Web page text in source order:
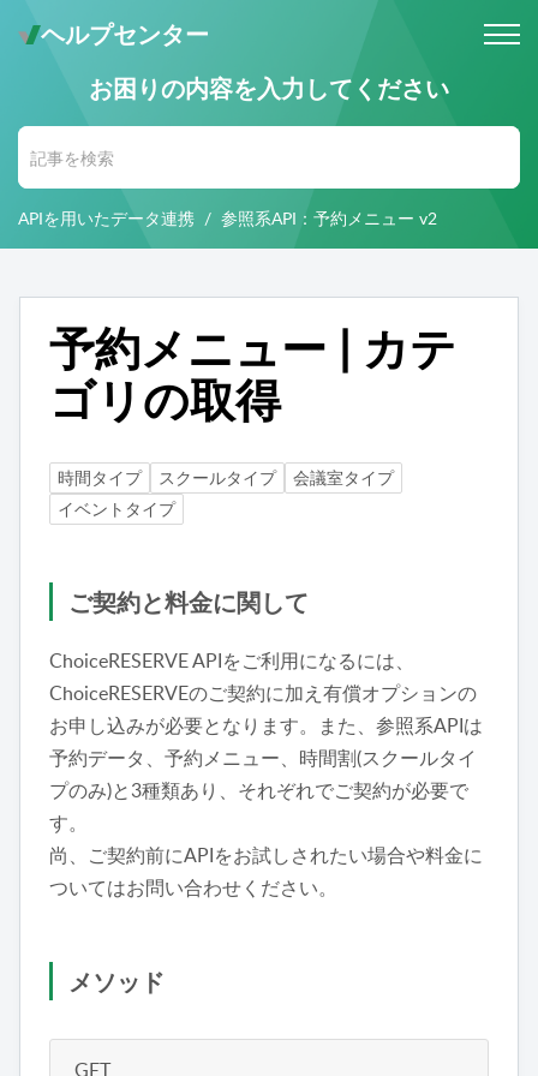
ヘルプセンター
メールでのお問い合わせ
お電話・ Web会議にて対応いたします。
お困りの内容を入力してください
APIを用いたデータ連携 参照系API：予約メニュー v2
予約メニュー | カテ
ゴリの取得
時間タイプ スクールタイプ
会議室タイプ
イベントタイプ
ご契約と料金に関して
ChoiceRESERVE APIをご利用になるには、
ChoiceRESERVEのご契約に加え有償オプションの
お申し込みが必要となります。また、参照系APIは
予約データ、予約メニュー、時間割(スクールタイ
プのみ)と3種類あり、それぞれでご契約が必要で
す。
尚、ご契約前にAPIをお試しされたい場合や料金に
ついてはお問い合わせください。
メソッド
GET